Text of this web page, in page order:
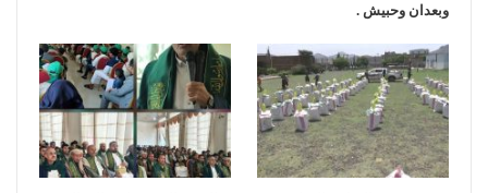
وبعدان وحبيش .